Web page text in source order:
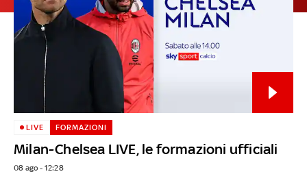
Milan-Chelsea LIVE, le formazioni ufficiali
LIVE FORMAZIONI
08 ago - 12:28